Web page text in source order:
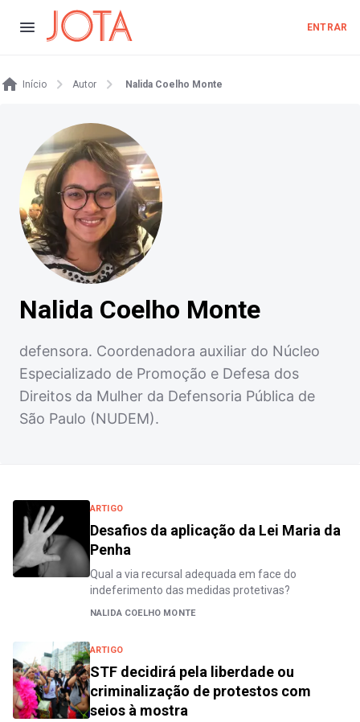
ENTRAR
Início Autor Nalida Coelho Monte
Nalida Coelho Monte
defensora. Coordenadora auxiliar do Núcleo
Especializado de Promoção e Defesa dos
Direitos da Mulher da Defensoria Pública de
São Paulo (NUDEM).
ARTIGO
Desafios da aplicação da Lei Maria da
Penha
Qual a via recursal adequada em face do
indeferimento das medidas protetivas?
NALIDA COELHO MONTE
ARTIGO
STF decidirá pela liberdade ou
criminalização de protestos com
seios à mostra